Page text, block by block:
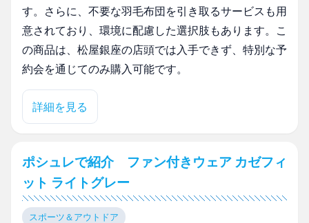
す。さらに、不要な羽毛布団を引き取るサービスも用
意されており、環境に配慮した選択肢もあります。こ
の商品は、松屋銀座の店頭では入手できず、特別な予
約会を通じてのみ購入可能です。
詳細を見る
ポシュレで紹介 ファン付きウェア カゼフィ
ット ライトグレー
スポーツ＆アウトドア